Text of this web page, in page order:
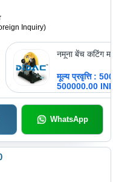
Inquiry)
नमूना बेंच कटिंग
मूल्य प्रवृत्ति :
500000.00
WhatsApp